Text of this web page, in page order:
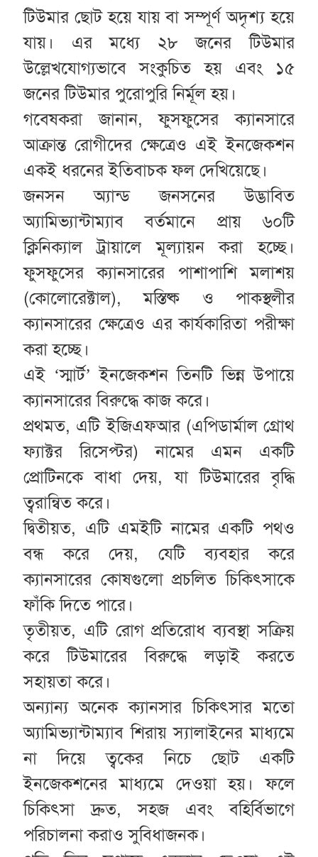
টিউমার ছোট হয়ে যায় বা সম্পূর্ণ অদৃশ্য হয়ে
যায়। এর মধ্যে ২৮ জনের টিউমার
উল্লেখযোগ্যভাবে সংকুচিত হয় এবং ১৫
জনের টিউমার পুরোপুরি নির্মূল হয়।
গবেষকরা জানান, ফুসফুসের ক্যানসারে
আক্রান্ত রোগীদের ক্ষেত্রেও এই ইনজেকশন
একই ধরনের ইতিবাচক ফল দেখিয়েছে।
জনসন অ্যান্ড জনসনের উদ্ভাবিত
অ্যামিভ্যান্টাম্যাব বর্তমানে প্রায় ৬০টি
ক্লিনিক্যাল ট্রায়ালে মূল্যায়ন করা হচ্ছে।
ফুসফুসের ক্যানসারের পাশাপাশি মলাশয়
(কোলোরেক্টাল), মস্তিষ্ক ও পাকস্থলীর
ক্যানসারের ক্ষেত্রেও এর কার্যকারিতা পরীক্ষা
করা হচ্ছে।
এই ‘স্মার্ট’ ইনজেকশন তিনটি ভিন্ন উপায়ে
ক্যানসারের বিরুদ্ধে কাজ করে।
প্রথমত, এটি ইজিএফআর (এপিডার্মাল গ্রোথ
ফ্যাক্টর রিসেপ্টর) নামের এমন একটি
প্রোটিনকে বাধা দেয়, যা টিউমারের বৃদ্ধি
ত্বরান্বিত করে।
দ্বিতীয়ত, এটি এমইটি নামের একটি পথও
বন্ধ করে দেয়, যেটি ব্যবহার করে
ক্যানসারের কোষগুলো প্রচলিত চিকিৎসাকে
ফাঁকি দিতে পারে।
তৃতীয়ত, এটি রোগ প্রতিরোধ ব্যবস্থা সক্রিয়
করে টিউমারের বিরুদ্ধে লড়াই করতে
সহায়তা করে।
অন্যান্য অনেক ক্যানসার চিকিৎসার মতো
অ্যামিভ্যান্টাম্যাব শিরায় স্যালাইনের মাধ্যমে
না দিয়ে ত্বকের নিচে ছোট একটি
ইনজেকশনের মাধ্যমে দেওয়া হয়। ফলে
চিকিৎসা দ্রুত, সহজ এবং বহির্বিভাগে
পরিচালনা করাও সুবিধাজনক।